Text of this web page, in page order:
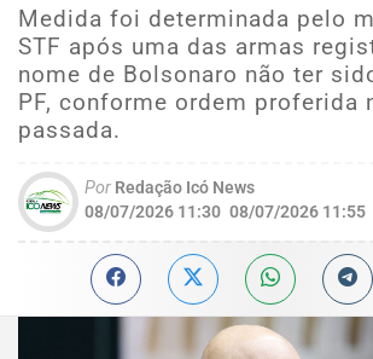
Medida foi determinada pelo
STF após uma das armas
nome de Bolsonaro não ter
PF, conforme ordem proferida
passada.
Por Redação Icó News
08/07/2026 11:30 08/07/2026 11:55